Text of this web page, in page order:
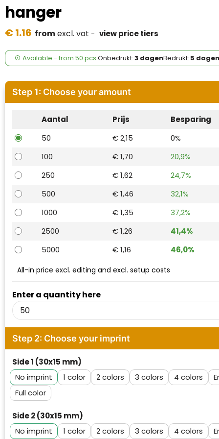
Fresh 'n Rebel
GolfOriginals
James Harvest
Kingcap
Moleskine
MyKit
Ocean Bottle
Waterman
hanger
€ 1.16 fromexcl. vat - view price tiers
Available - from 50 pcs.Onbedrukt:3 dagenBedrukt: 5 dagen
Step 1: Choose your amount
Aantal Prijs
Besparing
50
€ 2,15
0%
100
€ 1,70
20,9%
250
€ 1,62
24,7%
500
€ 1,46
32,1%
1000
€ 1,35
37,2%
2500
€ 1,26
41,4%
5000
€ 1,16 46,0%
Enter a quantity here
All-in price excl. editing and excl. setup costs
Step 2: Choose your imprint
Side 1 (30x15 mm)
No imprint
1 2 3 4
Full color
Side 2 (30x15 mm)
No imprint
1 2 3 4